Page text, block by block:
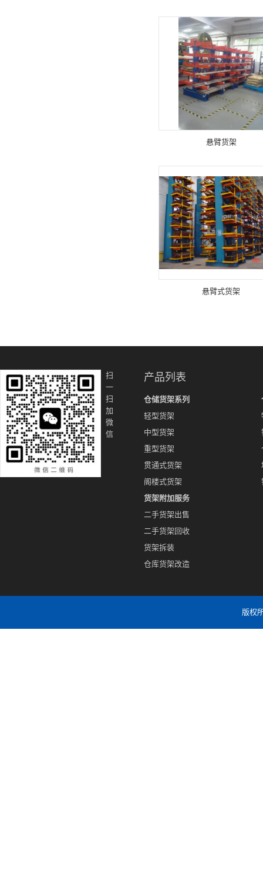
悬臂货架
悬臂式货架
扫
一
扫
加
微
信
产品列表
仓储货架系列
轻型货架
中型货架
重型货架
贯通式货架
阁楼式货架
货架附加服务
二手货架出售
二手货架回收
货架拆装
仓库货架改造
版权